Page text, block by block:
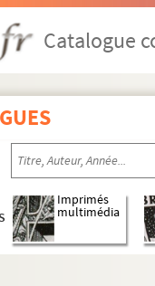
Catalogue
Imprimés
multimédia
Christian Fechner
Dr Georges Zerbe
Marie-Rose Albrecht
365. Marguerite Cécile
Dr Pierre Mousson
367. Johnny Morgan
368. Odile Mercier
369. Yvon Le Blohic
370. B. L. Durand